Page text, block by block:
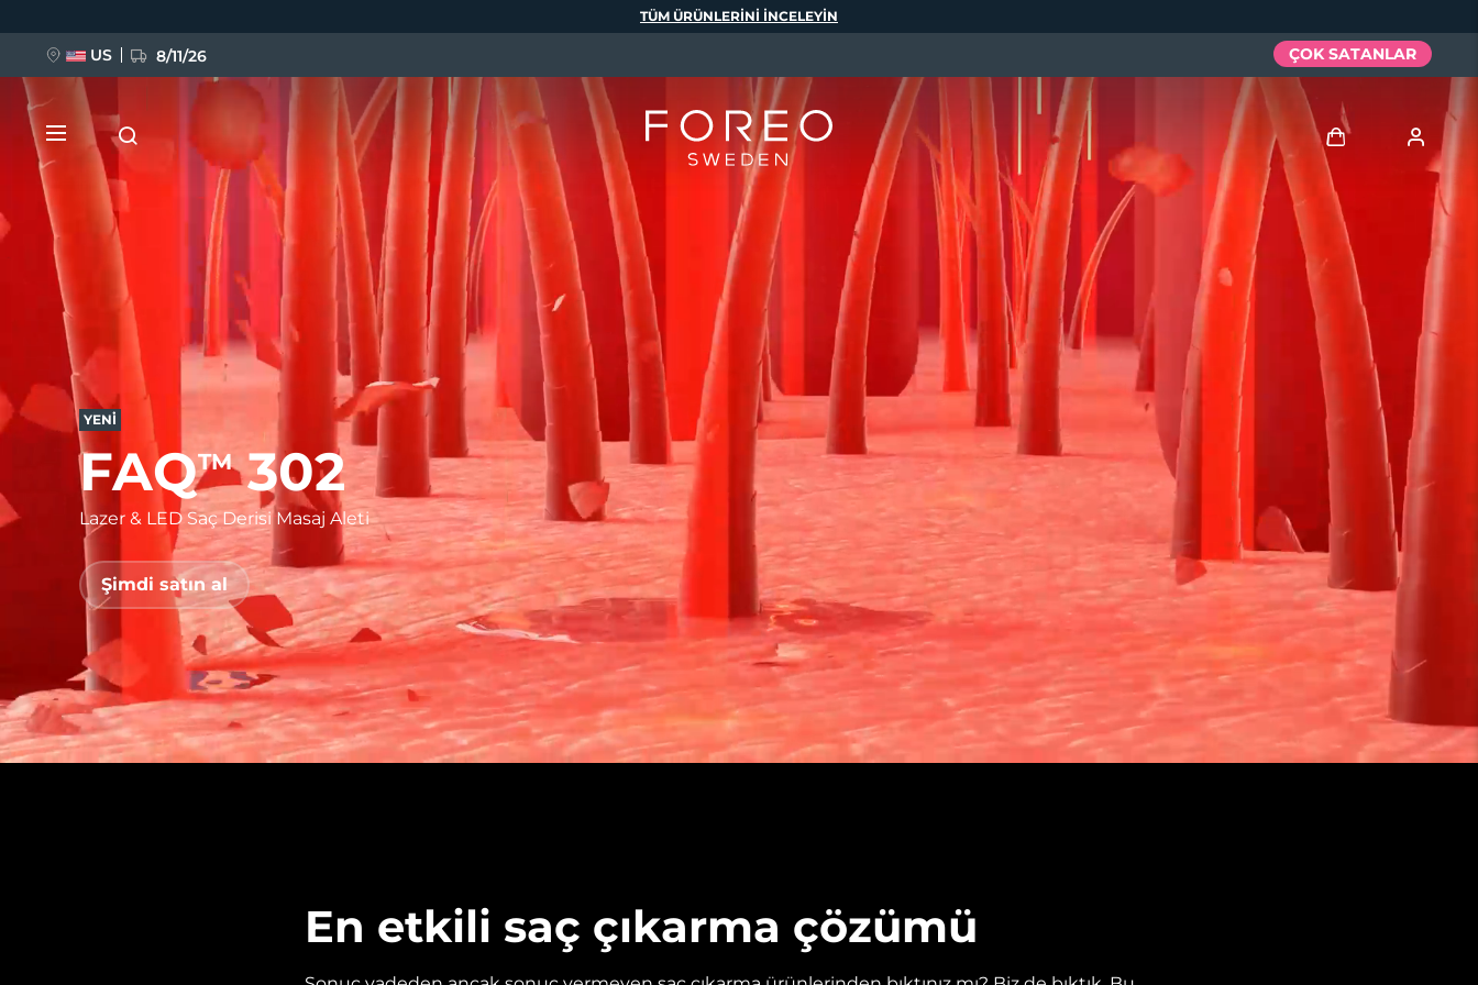
YENİ
FAQTM302
Lazer & LED Saç Derisi Masaj Aleti
Şimdi satın al
En etkili saç çıkarma çözümü
TÜM ÜRÜNLERINI INCELEYIN
US 8/11/26 ÇOK SATANLAR
Giriş
Kullanici profi̇li̇
Cihazlarım
Siparişlerim
Adresim
Aboneliklerim
YENİ
FAQ™ Pure Beauty-Tech Elixir
BREAKING NEWS
issa™ Teeth Whitening Set
FAQ™ Dual LED Panel
POPÜLER